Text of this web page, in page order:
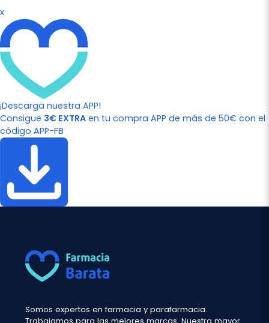
x
¡Descarga nuestra APP!
Consigue 3€ EXTRA en tu compra APP de más de 50€ con el
código APP-FB
Somos expertos en farmacia y parafarmacia.